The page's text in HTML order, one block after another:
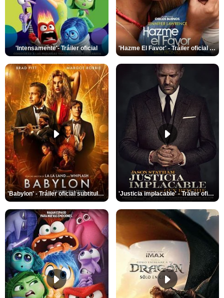
'Intensamente'- Tráiler oficial 'Hazme El Favor' - Tráiler oficial subtitulado
'Babylon' - Tráiler oficial subtitulado 'Justicia implacable' - Tráiler oficial subtitulado